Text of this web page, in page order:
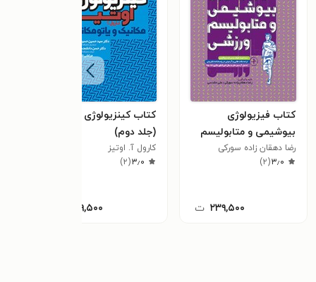
کتاب فیزیولوژی
بیوشیمی و متابولیسم
ورزشی
رضا دهقان زاده سورکی
۳٫۰(۲)
۲۳۹,۵۰۰ ت
کتاب کینزیولوژی اوتیز
(جلد دوم)
کارول آ. اوتیز
۳٫۰(۲)
۲۹۹,۵۰۰